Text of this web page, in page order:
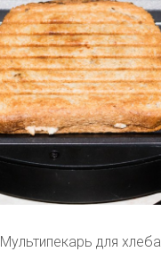
Мультипекарь для хлеба